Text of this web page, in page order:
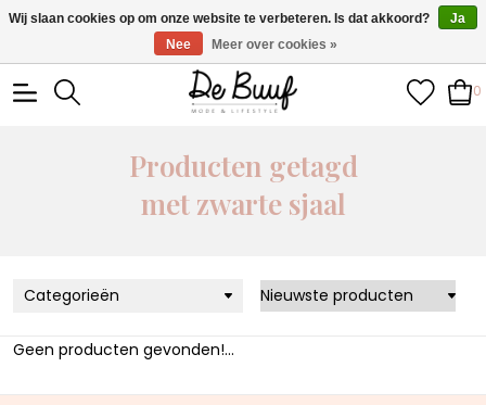
• Wekelijks nieuwe items • Gratis verzending >€100,- •
Verzonden binnen 1-3 werkdagen
0
Producten getagd
met zwarte sjaal
Categorieën
Geen producten gevonden!...
Wij slaan cookies op om onze website te verbeteren. Is dat akkoord?
Ja
Nee
Meer over cookies »